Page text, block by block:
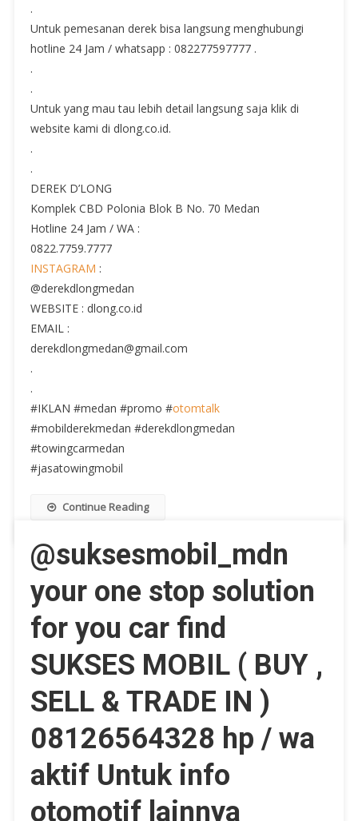
.
Untuk pemesanan derek bisa langsung menghubungi
hotline 24 Jam / whatsapp : 082277597777 .
.
.
Untuk yang mau tau lebih detail langsung saja klik di
website kami di dlong.co.id.
.
.
DEREK D’LONG
Komplek CBD Polonia Blok B No. 70 Medan
Hotline 24 Jam / WA :
0822.7759.7777
INSTAGRAM :
@derekdlongmedan
WEBSITE : dlong.co.id
EMAIL :
derekdlongmedan@gmail.com
.
.
#IKLAN #medan #promo #otomtalk
#mobilderekmedan #derekdlongmedan
#towingcarmedan
#jasatowingmobil
Continue Reading
@suksesmobil_mdn
your one stop solution
for you car find
SUKSES MOBIL ( BUY ,
SELL & TRADE IN )
08126564328 hp / wa
aktif Untuk info
otomotif lainnya